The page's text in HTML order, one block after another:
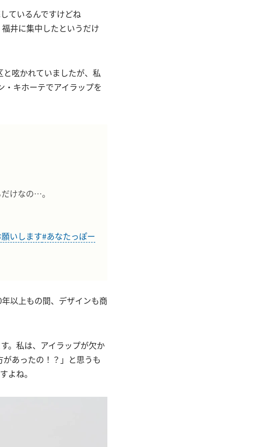
ているんですけどね
井に集中したというだけ
呟かれていましたが、私
キホーテでアイラップを
けなの…。
いします#あなたっぽー
以上もの間、デザインも商
。私は、アイラップが欠か
あったの！？」と思うも
よね。